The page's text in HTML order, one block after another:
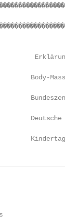
Body-
Deutsche